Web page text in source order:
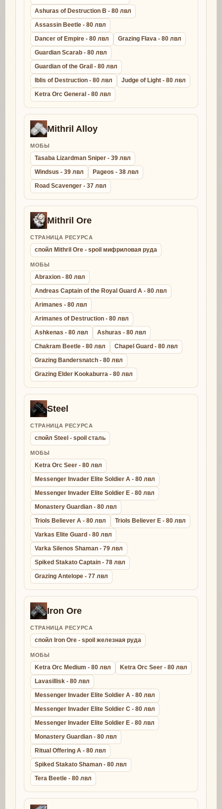
Ashuras of Destruction B - 80 лвл
Assassin Beetle - 80 лвл
Dancer of Empire - 80 лвл
Grazing Flava - 80 лвл
Guardian Scarab - 80 лвл
Guardian of the Grail - 80 лвл
Iblis of Destruction - 80 лвл
Judge of Light - 80 лвл
Ketra Orc General - 80 лвл
Mithril Alloy
МОБЫ
Tasaba Lizardman Sniper - 39 лвл
Windsus - 39 лвл
Pageos - 38 лвл
Road Scavenger - 37 лвл
Mithril Ore
СТРАНИЦА РЕСУРСА
спойл Mithril Ore - spoil мифриловая руда
МОБЫ
Abraxion - 80 лвл
Andreas Captain of the Royal Guard A - 80 лвл
Arimanes - 80 лвл
Arimanes of Destruction - 80 лвл
Ashkenas - 80 лвл
Ashuras - 80 лвл
Chakram Beetle - 80 лвл
Chapel Guard - 80 лвл
Grazing Bandersnatch - 80 лвл
Grazing Elder Kookaburra - 80 лвл
Steel
СТРАНИЦА РЕСУРСА
спойл Steel - spoil сталь
МОБЫ
Ketra Orc Seer - 80 лвл
Messenger Invader Elite Soldier A - 80 лвл
Messenger Invader Elite Soldier E - 80 лвл
Monastery Guardian - 80 лвл
Triols Believer A - 80 лвл
Triols Believer E - 80 лвл
Varkas Elite Guard - 80 лвл
Varka Silenos Shaman - 79 лвл
Spiked Stakato Captain - 78 лвл
Grazing Antelope - 77 лвл
Iron Ore
СТРАНИЦА РЕСУРСА
спойл Iron Ore - spoil железная руда
МОБЫ
Ketra Orc Medium - 80 лвл
Ketra Orc Seer - 80 лвл
Lavasillisk - 80 лвл
Messenger Invader Elite Soldier A - 80 лвл
Messenger Invader Elite Soldier C - 80 лвл
Messenger Invader Elite Soldier E - 80 лвл
Monastery Guardian - 80 лвл
Ritual Offering A - 80 лвл
Spiked Stakato Shaman - 80 лвл
Tera Beetle - 80 лвл